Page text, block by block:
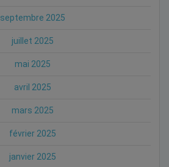
septembre 2025
juillet 2025
mai 2025
avril 2025
mars 2025
février 2025
janvier 2025